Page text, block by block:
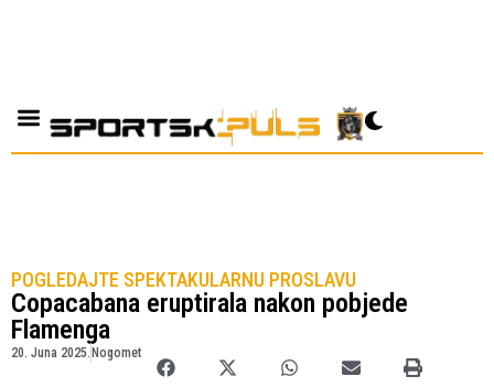
POGLEDAJTE SPEKTAKULARNU PROSLAVU
Copacabana eruptirala nakon pobjede
Flamenga
20. Juna 2025. Nogomet